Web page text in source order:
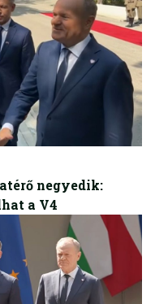
negyedik:
a V4